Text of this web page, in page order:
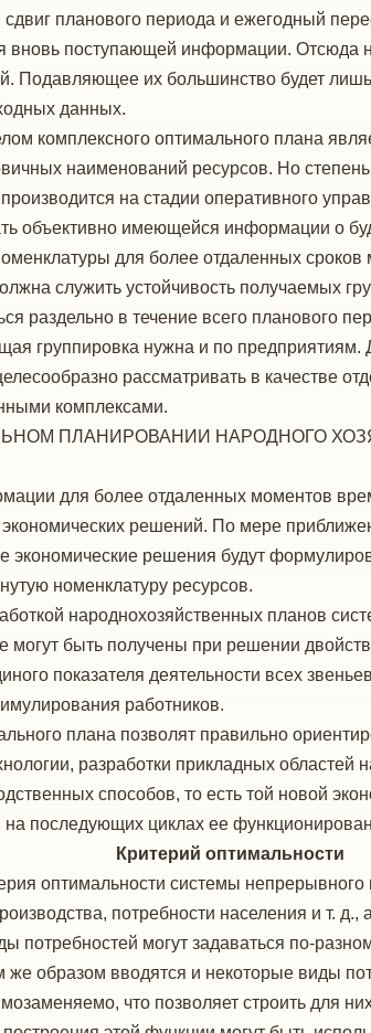
планового периода и ежегодный
вновь поступающей информации. Отсюда
Подавляющее их большинство будет
данных.
комплексного оптимального плана
наименований ресурсов. Но
на стадии оперативного
объективно имеющейся информации о
для более отдаленных сроков
служить устойчивость получаемых
раздельно в течение всего планового
группировка нужна и по
рассматривать в качестве
комплексами.
ПЛАНИРОВАНИИ НАРОДНОГО
для более отдаленных моментов
решений. По мере
экономические решения будут
номенклатуру ресурсов.
народнохозяйственных планов
могут быть получены при решении
показателя деятельности всех
работников.
плана позволят правильно
разработки прикладных областей
способов, то есть той но­вой
на последующих циклах ее
оптимальности
оптимальности системы
потребности населения и т.
потребностей могут задаваться по-
же образом вводятся и некоторые виды
что позволяет строить для